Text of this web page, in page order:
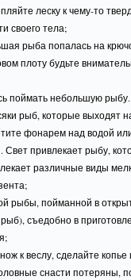
леску к чему-то
своего тела;
рыба попалась на
плоту будьте
поймать небольшую
рыб, которые выходят
фонарем над водой
Свет привлекает рыбу,
различные виды
рыбы, пойманной в
съедобно в
к веслу, сделайте
снасти потеряны,